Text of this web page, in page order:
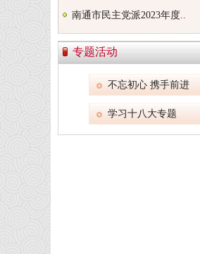
南通市民主党派2023年度..
专题活动
不忘初心 携手前进
学习十八大专题